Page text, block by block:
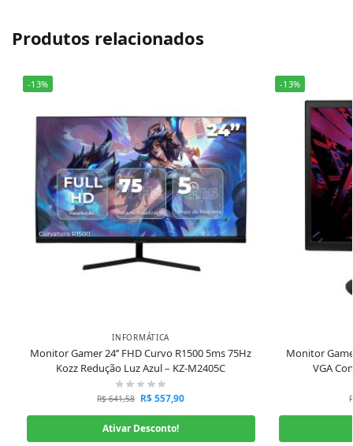
Produtos relacionados
-13%
INFORMÁTICA
Monitor Gamer 24’’ FHD Curvo R1500 5ms 75Hz
Kozz Redução Luz Azul – KZ-M2405C
R$641,58 R$557,90
Ativar Desconto!
-13%
Monitor
VGA